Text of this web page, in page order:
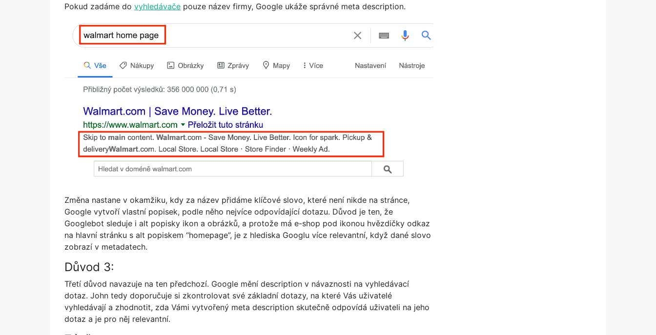
Pokud zadáme do vyhledávače pouze název firmy, Google ukáže správné meta description.
Změna nastane v okamžiku, kdy za název přidáme klíčové slovo, které není nikde na stránce,
Google vytvoří vlastní popisek, podle něho nejvíce odpovídající dotazu. Důvod je ten, že
Googlebot sleduje i alt popisky ikon a obrázků, a protože má e-shop pod ikonou hvězdičky odkaz
na hlavní stránku s alt popiskem “homepage”, je z hlediska Googlu více relevantní, když dané slovo
zobrazí v metadatech.
Důvod 3:
Třetí důvod navazuje na ten předchozí. Google mění description v návaznosti na vyhledávací
dotaz. John tedy doporučuje si zkontrolovat své základní dotazy, na které Vás uživatelé
vyhledávají a zhodnotit, zda Vámi vytvořený meta description skutečně odpovídá uživateli na jeho
dotaz a je pro něj relevantní.